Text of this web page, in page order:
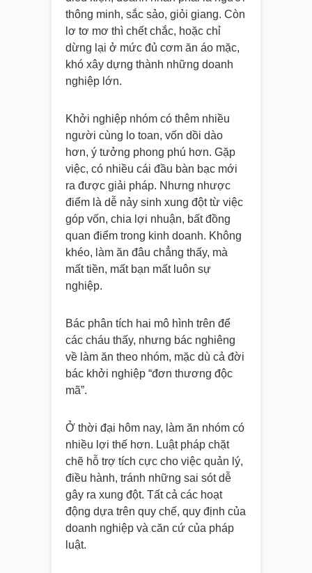
thông minh, sắc sảo, giỏi giang. Còn
lơ tơ mơ thì chết chắc, hoặc chỉ
dừng lại ở mức đủ cơm ăn áo mặc,
khó xây dựng thành những doanh
nghiệp lớn.
Khởi nghiệp nhóm có thêm nhiều
người cùng lo toan, vốn dồi dào
hơn, ý tưởng phong phú hơn. Gặp
việc, có nhiều cái đầu bàn bạc mới
ra được giải pháp. Nhưng nhược
điểm là dễ nảy sinh xung đột từ việc
góp vốn, chia lợi nhuận, bất đồng
quan điểm trong kinh doanh. Không
khéo, làm ăn đâu chẳng thấy, mà
mất tiền, mất bạn mất luôn sự
nghiệp.
Bác phân tích hai mô hình trên để
các cháu thấy, nhưng bác nghiêng
về làm ăn theo nhóm, mặc dù cả đời
bác khởi nghiệp “đơn thương độc
mã”.
Ở thời đại hôm nay, làm ăn nhóm có
nhiều lợi thế hơn. Luật pháp chặt
chẽ hỗ trợ tích cực cho việc quản lý,
điều hành, tránh những sai sót dễ
gây ra xung đột. Tất cả các hoạt
động dựa trên quy chế, quy định của
doanh nghiệp và căn cứ của pháp
luật.